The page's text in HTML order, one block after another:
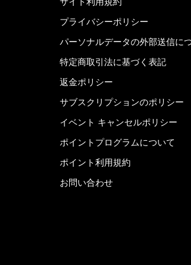
プライバシーポリシー
パーソナルデータの外部送信に
特定商取引法に基づく表記
返金ポリシー
サブスクリプションのポリシー
イベント キャンセルポリシー
ポイントプログラムについて
ポイント利用規約
お問い合わせ